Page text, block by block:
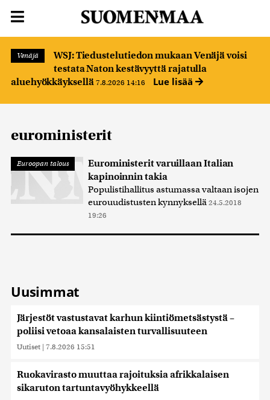
Venäjä
WSJ: Tiedustelutiedon mukaan Venäjä voisi
testata Naton kestävyyttä rajatulla
aluehyökkäyksellä 7.8.2026 14:16 Lue lisää
euroministerit
Euroopan talous
Euroministerit varuillaan Italian
kapinoinnin takia
Populistihallitus astumassa valtaan isojen
eurouudistusten kynnyksellä 24.5.2018
19:26
Uusimmat
Järjestöt vastustavat karhun kiintiömetsästystä –
poliisi vetoaa kansalaisten turvallisuuteen
Uutiset | 7.8.2026 15:51
Ruokavirasto muuttaa rajoituksia afrikkalaisen
sikaruton tartuntavyöhykkeellä